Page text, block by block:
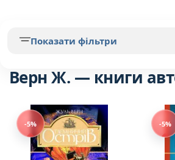
Верн Ж. — книги
-5% -5%
Показати фільтри